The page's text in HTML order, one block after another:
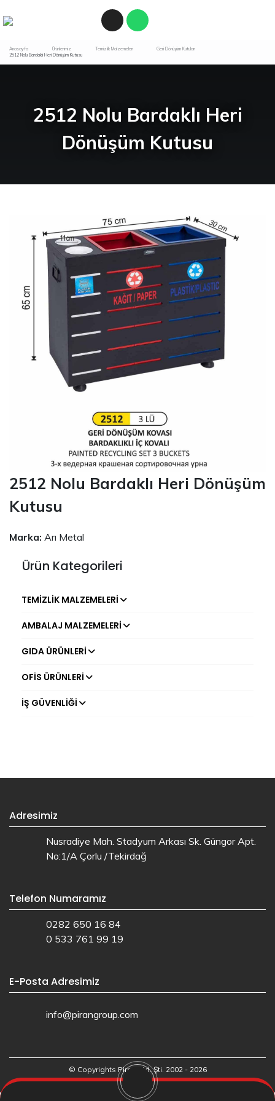
2512 Nolu Bardaklı Heri
Dönüşüm Kutusu
Anasayfa Ürünlerimiz Temizlik Malzemeleri
Geri Dönüşüm Kutuları
2512 Nolu Bardaklı Heri Dönüşüm Kutusu
Ürün Kategorileri
TEMIZLIK MALZEMELERI
AMBALAJ MALZEMELERI
GIDA ÜRÜNLERI
OFIS ÜRÜNLERI
İŞ GÜVENLIĞI
2512 Nolu Bardaklı Heri Dönüşüm
Kutusu
Marka: Arı Metal
Adresimiz
Nusradiye Mah. Stadyum Arkası Sk. Güngor Apt.
No:1/A Çorlu /Tekirdağ
Telefon Numaramız
0282 650 16 84
0 533 761 99 19
E-Posta Adresimiz
info@pirangroup.com
© Copyrights Piran Ltd. Şti. 2002 - 2026
Web Tasarım: Ajans.io